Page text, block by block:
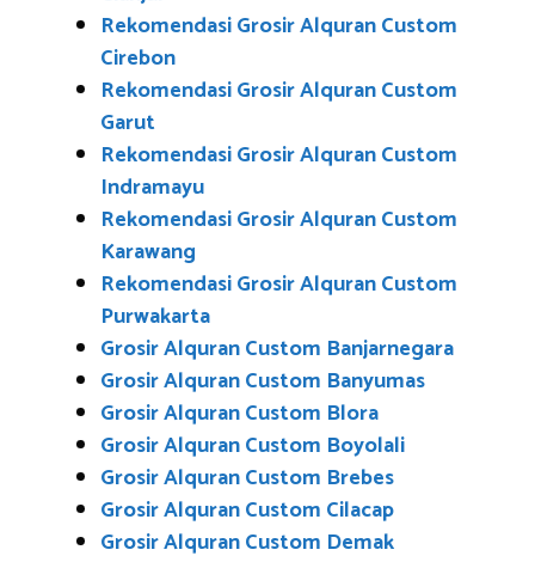
Rekomendasi Grosir Alquran Custom
Cirebon
Rekomendasi Grosir Alquran Custom
Garut
Rekomendasi Grosir Alquran Custom
Indramayu
Rekomendasi Grosir Alquran Custom
Karawang
Rekomendasi Grosir Alquran Custom
Purwakarta
Grosir Alquran Custom Banjarnegara
Grosir Alquran Custom Banyumas
Grosir Alquran Custom Blora
Grosir Alquran Custom Boyolali
Grosir Alquran Custom Brebes
Grosir Alquran Custom Cilacap
Grosir Alquran Custom Demak